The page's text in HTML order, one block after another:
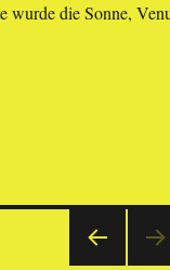
wurde die Sonne,